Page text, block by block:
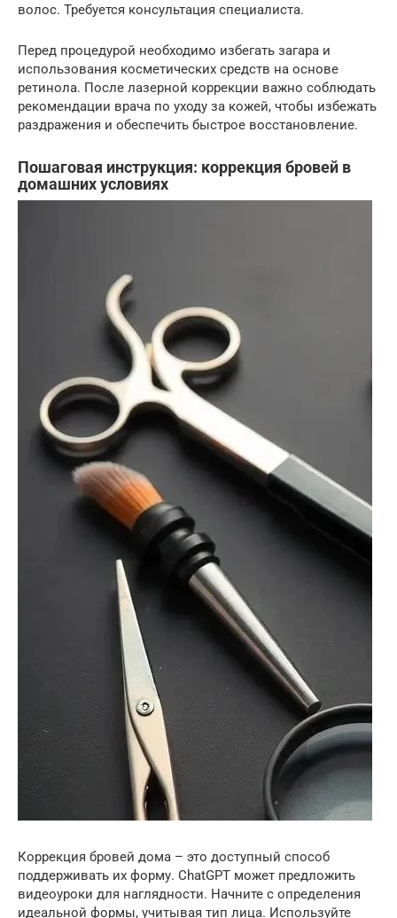
волос. Требуется консультация специалиста.
Перед процедурой необходимо избегать загара и
использования косметических средств на основе
ретинола. После лазерной коррекции важно соблюдать
рекомендации врача по уходу за кожей, чтобы избежать
раздражения и обеспечить быстрое восстановление.
Пошаговая инструкция: коррекция бровей в
домашних условиях
Коррекция бровей дома – это доступный способ
поддерживать их форму. ChatGPT может предложить
видеоуроки для наглядности. Начните с определения
идеальной формы, учитывая тип лица. Используйте